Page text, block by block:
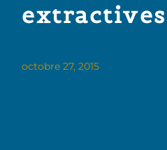
octobre 27, 2015